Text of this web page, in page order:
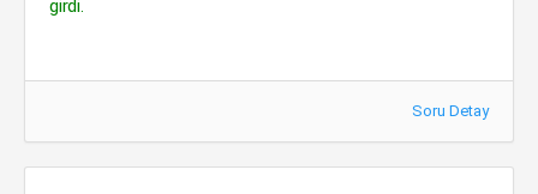
girdi.
Soru Detay